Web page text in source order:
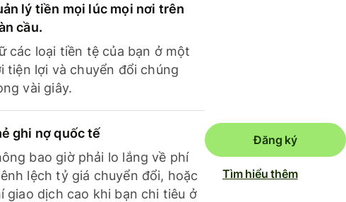
lý tiền mọi lúc mọi nơi trên
cầu.
các loại tiền tệ của bạn ở một
tiện lợi và chuyển đổi chúng
vài giây.
ghi nợ quốc tế
bao giờ phải lo lắng về phí
lệch tỷ giá chuyển đổi, hoặc
giao dịch cao khi bạn chi tiêu ở
Đăng ký
Tìm hiểu thêm